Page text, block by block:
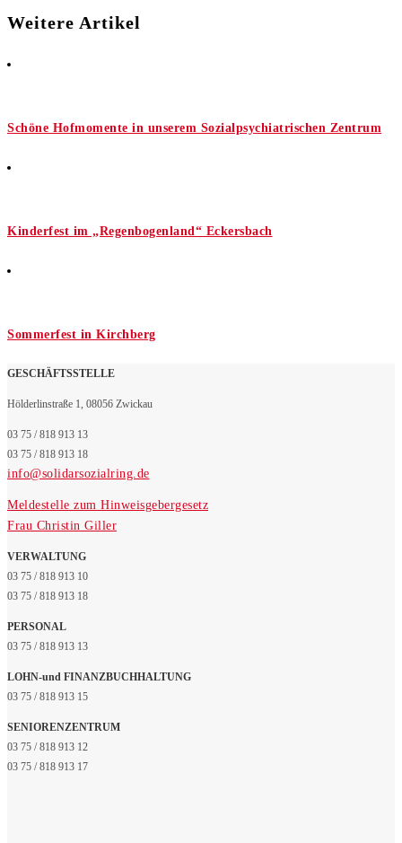
Weitere Artikel
Schöne Hofmomente in unserem Sozialpsychiatrischen Zentrum
Kinderfest im „Regenbogenland“ Eckersbach
Sommerfest in Kirchberg
GESCHÄFTSSTELLE
Hölderlinstraße 1, 08056 Zwickau
03 75 / 818 913 13
03 75 / 818 913 18
info@solidarsozialring.de
Meldestelle zum Hinweisgebergesetz
Frau Christin Giller
VERWALTUNG
03 75 / 818 913 10
03 75 / 818 913 18
PERSONAL
03 75 / 818 913 13
LOHN-und FINANZBUCHHALTUNG
03 75 / 818 913 15
SENIORENZENTRUM
03 75 / 818 913 12
03 75 / 818 913 17